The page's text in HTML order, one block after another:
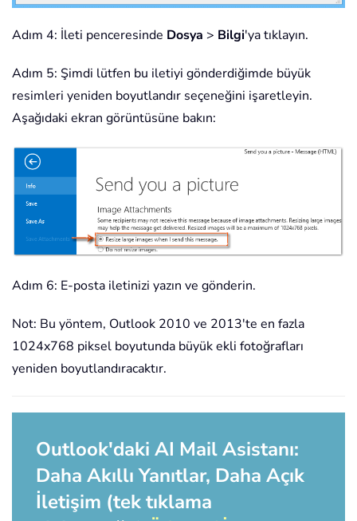
Adım 4: İleti penceresinde Dosya > Bilgi'ya tıklayın.
Adım 5: Şimdi lütfen bu iletiyi gönderdiğimde büyük
resimleri yeniden boyutlandır seçeneğini işaretleyin.
Aşağıdaki ekran görüntüsüne bakın:
Adım 6: E-posta iletinizi yazın ve gönderin.
Not: Bu yöntem, Outlook 2010 ve 2013'te en fazla
1024x768 piksel boyutunda büyük ekli fotoğrafları
yeniden boyutlandıracaktır.
Outlook'daki AI Mail Asistanı:
Daha Akıllı Yanıtlar, Daha Açık
İletişim (tek tıklama